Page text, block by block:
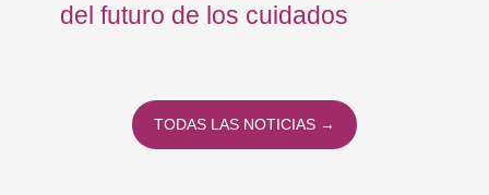
del futuro de los cuidados
TODAS LAS NOTICIAS →